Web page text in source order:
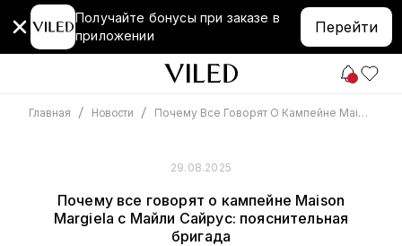
Получайте бонусы при заказе в
приложении
Перейти
Главная / Новости / Почему Все Говорят О Кампейне Maison Margiela С Майли Сайрус: Пояснительная Бригада
29.08.2025
Почему все говорят о кампейне Maison
Margiela с Майли Сайрус: пояснительная
бригада